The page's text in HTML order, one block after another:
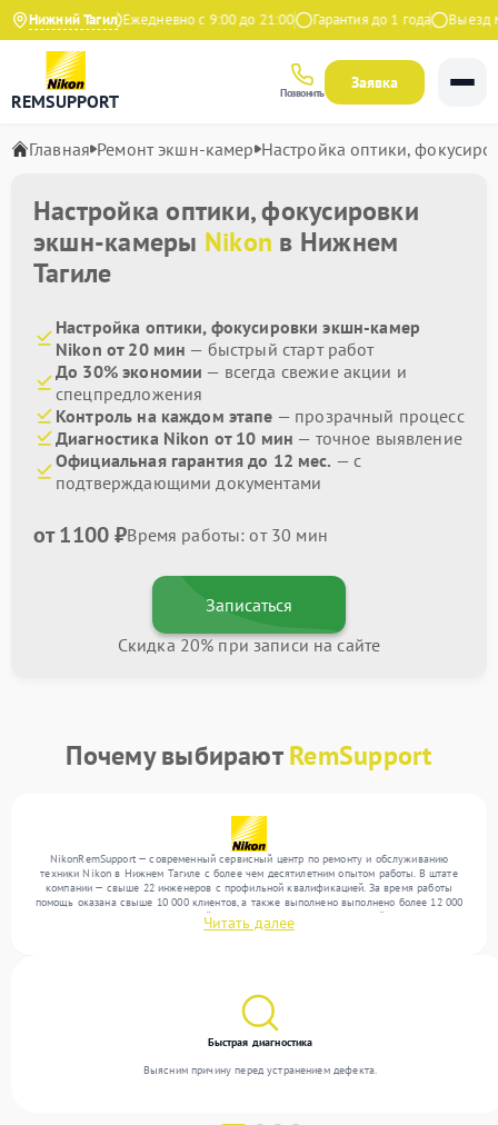
Нижний Тагил
4.9 на Яндекс Ежедневно с 9:00 до 21:00 Гарантия до 1 года Выезд
REMSUPPORT Позвонить
Заявка
Главная Ремонт экшн-камер Настройка оптики,
Настройка оптики, фокусировки
экшн-камеры Nikon в Нижнем
Тагиле
Настройка оптики, фокусировки экшн-камер
Nikon от 20 мин — быстрый старт работ
До 30% экономии — всегда свежие акции и
спецпредложения
Контроль на каждом этапе — прозрачный процесс
Диагностика Nikon от 10 мин — точное выявление
Официальная гарантия до 12 мес. — с
подтверждающими документами
от 1100 ₽Время работы: от 30 мин
Записаться
Скидка 20% при записи на сайте
Почему выбираютRemSupport
NikonRemSupport — современный сервисный центр по ремонту и обслуживанию
техники Nikon в Нижнем Тагиле с более чем десятилетним опытом работы. В штате
компании — свыше 22 инженеров с профильной квалификацией. За время работы
помощь оказана свыше 10 000 клиентов, а также выполнено выполнено более 12 000
ремонтов. Ежемесячно в сервисный центр поступает более 300 устройств, включая , , .
Мы беремся за задачи любой сложности и обеспечиваем надежный результат
Читать далее
Быстрая диагностика
Выясним причину перед устранением дефекта.